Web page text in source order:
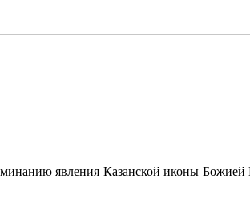
явления Казанской иконы